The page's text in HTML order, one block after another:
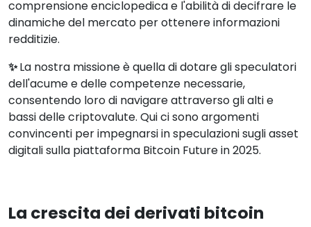
comprensione enciclopedica e l'abilità di decifrare le
dinamiche del mercato per ottenere informazioni
redditizie.
✨La nostra missione è quella di dotare gli speculatori
dell'acume e delle competenze necessarie,
consentendo loro di navigare attraverso gli alti e
bassi delle criptovalute. Qui ci sono argomenti
convincenti per impegnarsi in speculazioni sugli asset
digitali sulla piattaforma Bitcoin Future in 2025.
La crescita dei derivati bitcoin